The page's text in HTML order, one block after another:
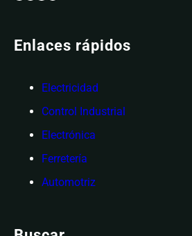
Enlaces rápidos
Electricidad
Control Industrial
Electrónica
Ferretería
Automotriz